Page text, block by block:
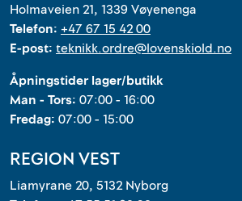
Holmaveien 21, 1339 Vøyenenga
Telefon: +47 67 15 42 00
E-post: teknikk.ordre@lovenskiold.no
Åpningstider lager/butikk
Man - Tors: 07:00 - 16:00
Fredag: 07:00 - 15:00
REGION VEST
Liamyrane 20, 5132 Nyborg